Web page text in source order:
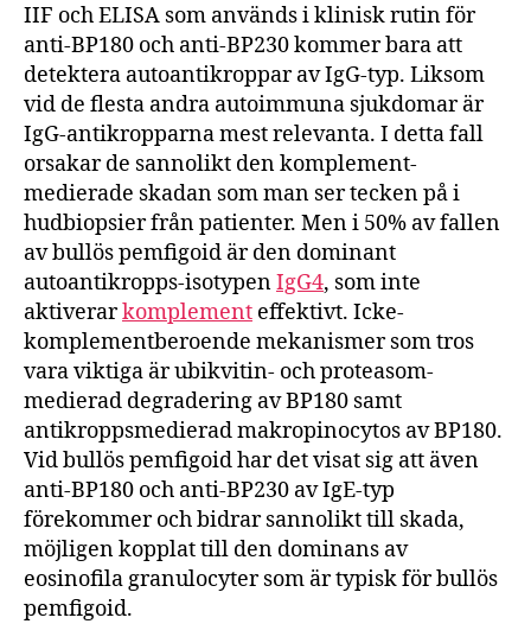
IIF och ELISA som används i klinisk rutin för
anti-BP180 och anti-BP230 kommer bara att
detektera autoantikroppar av IgG-typ. Liksom
vid de flesta andra autoimmuna sjukdomar är
IgG-antikropparna mest relevanta. I detta fall
orsakar de sannolikt den komplement-
medierade skadan som man ser tecken på i
hudbiopsier från patienter. Men i 50% av fallen
av bullös pemfigoid är den dominant
autoantikropps-isotypenIgG4, som inte
aktiverarkomplement effektivt. Icke-
komplementberoende mekanismer som tros
vara viktiga är ubikvitin- och proteasom-
medierad degradering av BP180 samt
antikroppsmedierad makropinocytos av BP180.
Vid bullös pemfigoid har det visat sig att även
anti-BP180 och anti-BP230 av IgE-typ
förekommer och bidrar sannolikt till skada,
möjligen kopplat till den dominans av
eosinofila granulocyter som är typisk för bullös
pemfigoid.